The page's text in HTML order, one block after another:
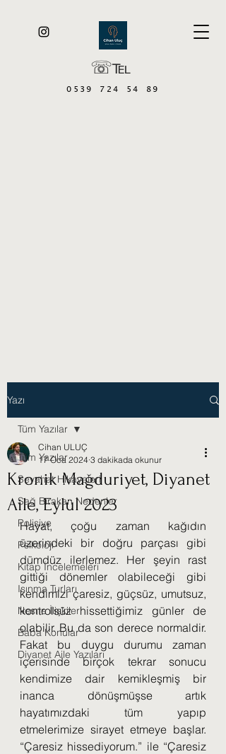
0539 724 54 89
☏℡
Yazı
Tüm Yazılar
Seyahat Hikayeleri
Sağ Bırakan Nedenler
Polisiye
Psikoloji
Kitap İncelemeleri
Isınma Turları
Nesne İlişkileri
Baba Konular
Diyanet Aile Yazıları
Tüm Yazılar
Kronik Mağduriyet, Diyanet
Aile, Eylül 2023
Cihan ULUÇ
17 Oca 2024 3 dakikada okunur
Hayat, çoğu zaman kağıdın
üzerindeki bir doğru parçası gibi
dümdüz ilerlemez. Her şeyin rast
gittiği dönemler olabileceği gibi
kendimizi çaresiz, güçsüz, umutsuz,
kontrolsüz hissettiğimiz günler de
olabilir. Bu da son derece normaldir.
Fakat bu duygu durumu zaman
içerisinde birçok tekrar sonucu
kendimize dair kemikleşmiş bir
inanca dönüşmüşse artık
hayatımızdaki tüm yapıp
etmelerimize sirayet etmeye başlar.
“Çaresiz hissediyorum.” ile “Çaresiz